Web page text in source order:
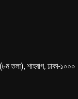
তলা), শাহবাগ, ঢাকা-১০০০